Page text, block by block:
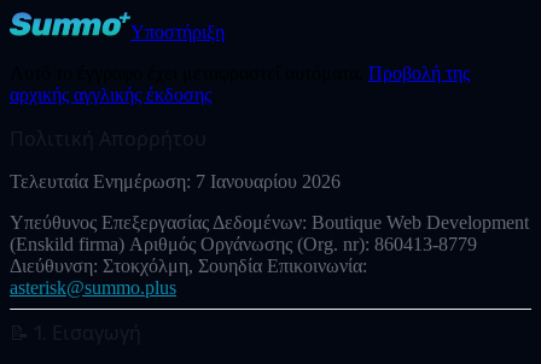
Υποστήριξη
Προβολή της
αρχικής αγγλικής έκδοσης
Πολιτική Απορρήτου
Τελευταία Ενημέρωση: 7 Ιανουαρίου 2026
Υπεύθυνος Επεξεργασίας Δεδομένων: Boutique Web Development
(Enskild firma) Αριθμός Οργάνωσης (Org. nr): 860413-8779
Διεύθυνση: Στοκχόλμη, Σουηδία Επικοινωνία:
asterisk@summo.plus
📝 1. Εισαγωγή